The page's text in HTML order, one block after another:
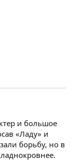
и большое
«Ладу» и
борьбу, но в